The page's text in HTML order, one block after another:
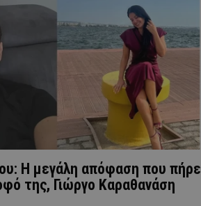
H μεγάλη απόφαση που πήρε
της, Γιώργο Καραθανάση